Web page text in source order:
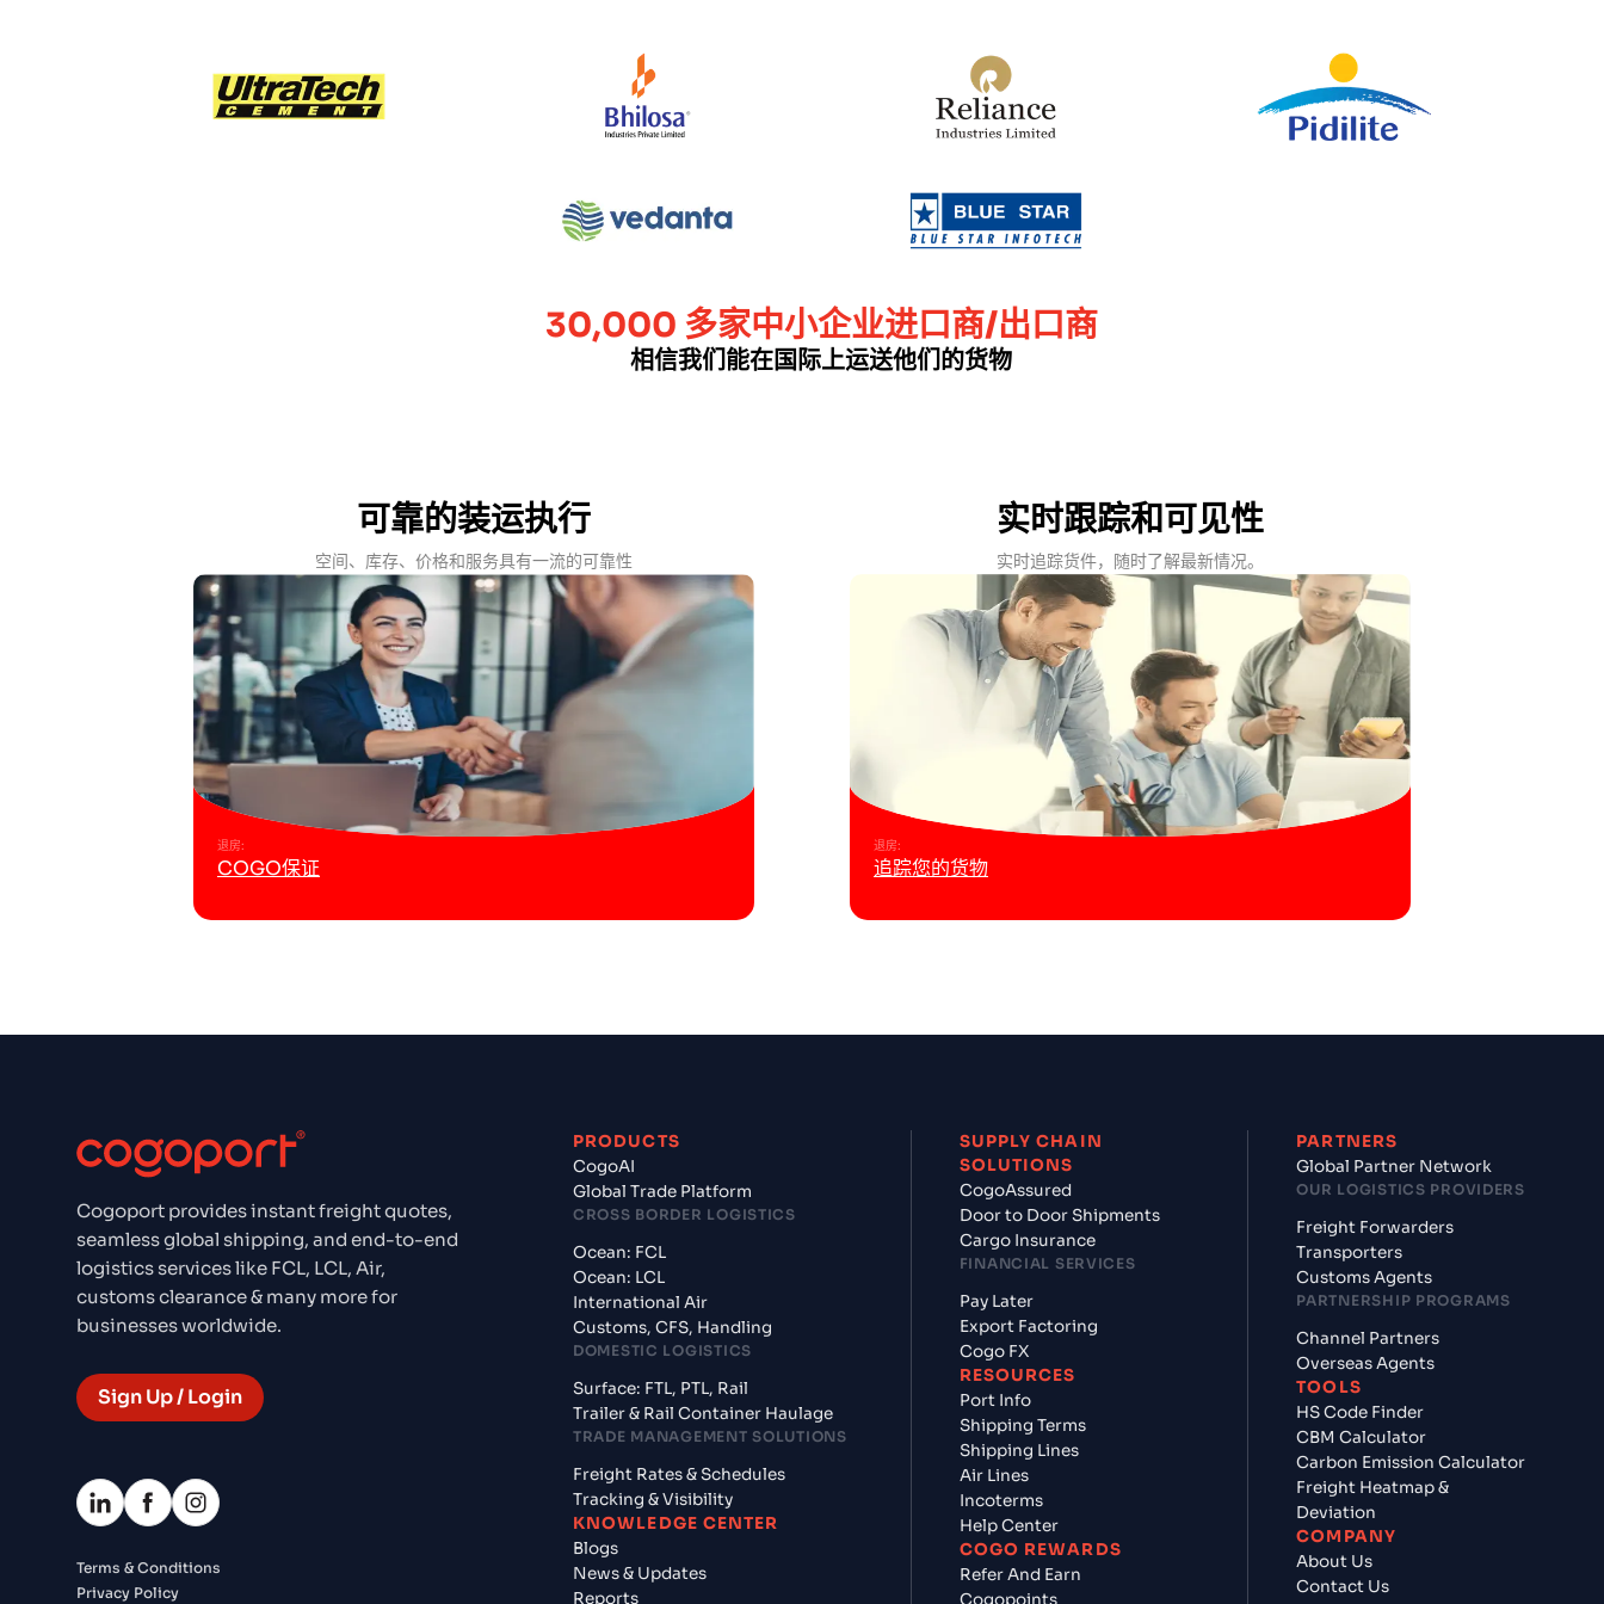
30,000 多家中小企业进口商/出口商
相信我们能在国际上运送他们的货物
可靠的装运执行
空间、库存、价格和服务具有一流的可靠性
退房:
COGO保证
实时跟踪和可见性
实时追踪货件，随时了解最新情况。
退房:
追踪您的货物
Cogoport provides instant freight quotes,
seamless global shipping, and end-to-end
logistics services like FCL, LCL, Air,
customs clearance & many more for
businesses worldwide.
Sign Up / Login
PRODUCTS
CogoAI
Global Trade Platform
CROSS BORDER LOGISTICS
Ocean: FCL
Ocean: LCL
International Air
Customs, CFS, Handling
DOMESTIC LOGISTICS
Surface: FTL, PTL, Rail
Trailer & Rail Container Haulage
TRADE MANAGEMENT SOLUTIONS
Freight Rates & Schedules
Tracking & Visibility
KNOWLEDGE CENTER
Blogs
News & Updates
Reports
SUPPLY CHAIN
SOLUTIONS
CogoAssured
Door to Door Shipments
Cargo Insurance
FINANCIAL SERVICES
Pay Later
Export Factoring
Cogo FX
RESOURCES
Port Info
Shipping Terms
Shipping Lines
Air Lines
Incoterms
Help Center
COGO REWARDS
Refer And Earn
PARTNERS
Global Partner Network
OUR LOGISTICS PROVIDERS
Freight Forwarders
Transporters
Customs Agents
PARTNERSHIP PROGRAMS
Channel Partners
Overseas Agents
TOOLS
HS Code Finder
CBM Calculator
Carbon Emission Calculator
Freight Heatmap &
Deviation
COMPANY
About Us
Contact Us
Terms & Conditions
Privacy Policy